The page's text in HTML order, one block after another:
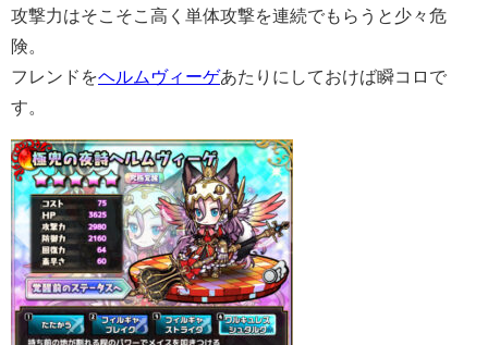
攻撃力はそこそこ高く単体攻撃を連続でもらうと少々危
険。
フレンドをヘルムヴィーゲあたりにしておけば瞬コロで
す。